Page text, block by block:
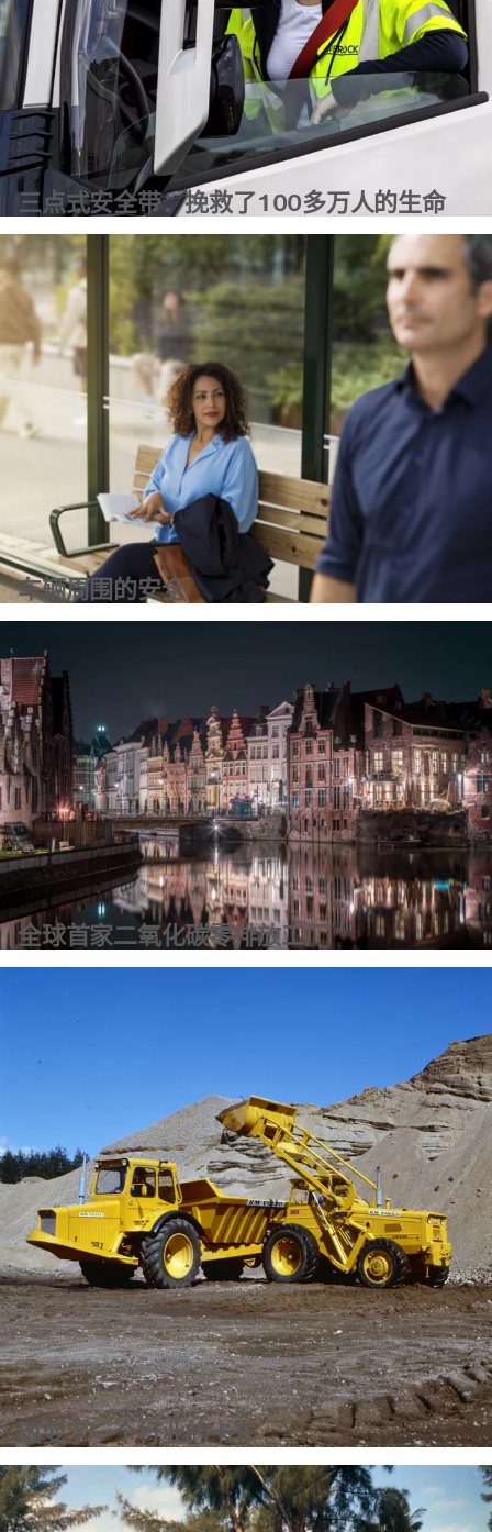
三点式安全带：挽救了100多万人的生命
了解更多信息
车辆周围的安全
了解更多信息
全球首家二氧化碳零排放工厂
了解更多信息
改变了一个行业的卡车